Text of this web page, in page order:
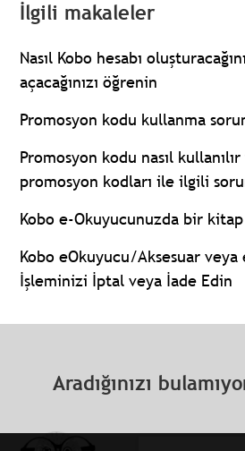
İlgili makaleler
Nasıl Kobo hesabı
açacağınızı öğrenin
Promosyon kodu kullanma
Promosyon kodu nasıl
promosyon kodları ile ilgili
Kobo e-Okuyucunuzda bir kitap
Kobo eOkuyucu/Aksesuar veya
İşleminizi İptal veya İade Edin
Aradığınızı